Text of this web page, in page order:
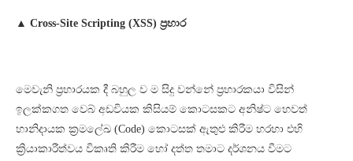
▲ Cross-Site Scripting (XSS) ප්‍රහාර
මෙවැනි ප්‍රහාරයක දී බහුල ව ම සිදු වන්නේ ප්‍රහාරකයා විසින්
ඉලක්කගත වෙබ් අඩවියක කිසියම් කොටසකට අනිෂ්ට හෙවත්
හානිදායක ක්‍රමලේඛ (Code) කොටසක් ඇතුළු කිරීම හරහා එහි
ක්‍රියාකාරීත්වය විකෘති කිරීම හෝ දත්ත තමාට දර්ශනය වීමට